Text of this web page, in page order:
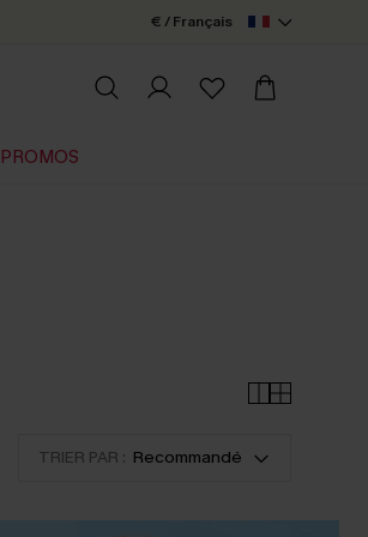
€ / Français
PROMOS
TRIER PAR : Recommandé